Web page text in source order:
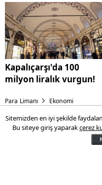
Kapalıçarşı'da 100
milyon liralık vurgun!
Para Limanı Ekonomi
Bakan
Sitemizden en iyi şekilde
Bu siteye giriş yaparakçerez